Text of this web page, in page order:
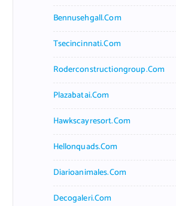
Bennusehgall.com
Tsecincinnati.com
Roderconstructiongroup.com
Plazabatai.com
Hawkscayresort.com
Hellonquads.com
Diarioanimales.com
Decogaleri.com